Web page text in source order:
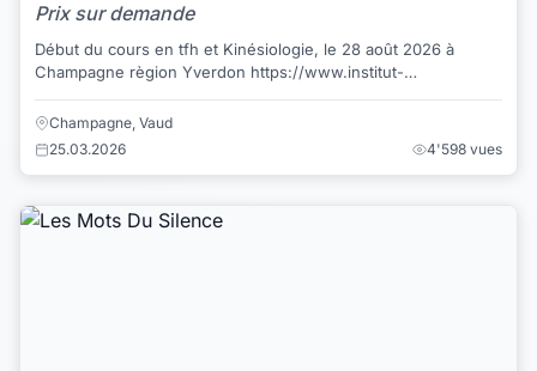
Prix sur demande
Début du cours en tfh et Kinésiologie, le 28 août 2026 à
Champagne règion Yverdon https://www.institut-
kinesiologie.ch/cours/tfh-gr-jade-2026/ *...
Champagne, Vaud
25.03.2026
4'598 vues